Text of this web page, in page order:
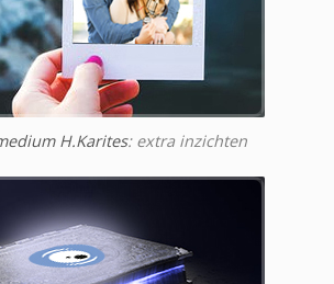
H.Karites: extra inzichten